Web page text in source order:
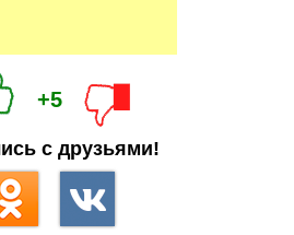
+5
с друзьями!